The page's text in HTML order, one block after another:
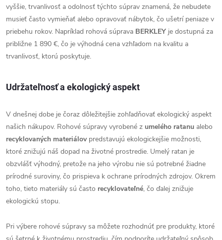
vyššie, trvanlivosť a odolnosť týchto súprav znamená, že nebudete
musieť často vymieňať alebo opravovať nábytok, čo ušetrí peniaze v
priebehu rokov. Napríklad rohová súprava BERKLEY je dostupná za
približne 1 890 €, čo je výhodná cena vzhľadom na kvalitu a
trvanlivosť, ktorú poskytuje.
Udržateľnosť a ekologický aspekt
V dnešnej dobe je čoraz dôležitejšie zohľadňovať ekologický aspekt
našich nákupov. Rohové súpravy vyrobené z umelého ratanu alebo
recyklovaných materiálovpredstavujú ekologickejšie možnosti,
ktoré znižujú náš dopad na životné prostredie. Umelý ratan je
obzvlášť výhodný, pretože na jeho výrobu nie sú potrebné žiadne
prírodné suroviny, čo prispieva k ochrane prírodných zdrojov. Okrem
toho, tieto materiály sú často recyklovateľné, čo ďalej znižuje
ekologickú stopu.
Pri výbere rohové súpravy sa môžete rozhodnúť pre produkty, ktoré